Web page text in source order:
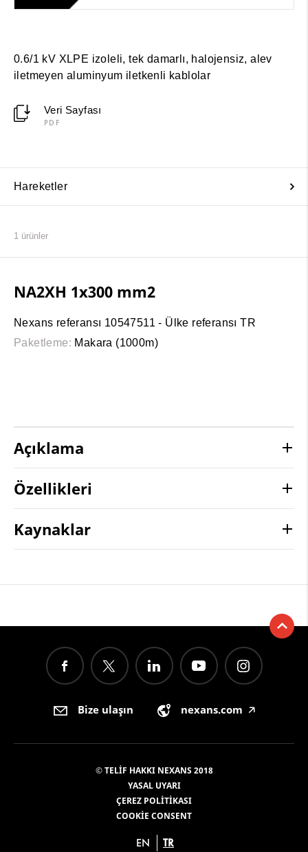
0.6/1 kV XLPE izoleli, tek damarlı, halojensiz, alev
iletmeyen aluminyum iletkenli kablolar
Veri Sayfası
PDF
Hareketler
1 ürünler
NA2XH 1x300 mm2
Nexans referansı 10547511 - Ülke referansı TR
Paketleme: Makara (1000m)
Açıklama
Özellikleri
Kaynaklar
Bize ulaşın nexans.com 🡥
© TELIF HAKKI NEXANS 2018
YASAL UYARI
ÇEREZ POLITIKASI
COOKIE CONSENT
EN TR